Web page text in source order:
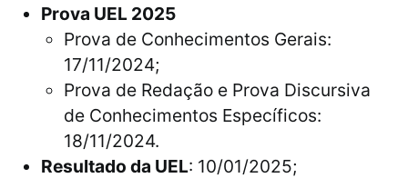
Prova UEL 2025
Prova de Conhecimentos Gerais:
17/11/2024;
Prova de Redação e Prova Discursiva
de Conhecimentos Específicos:
18/11/2024.
Resultado da UEL: 10/01/2025;